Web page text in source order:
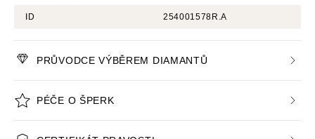
ID 254001578R.A
PRŮVODCE VÝBĚREM DIAMANTŮ
PÉČE O ŠPERK